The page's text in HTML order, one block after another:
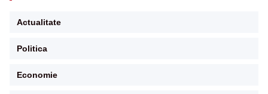
Actualitate
Politica
Economie